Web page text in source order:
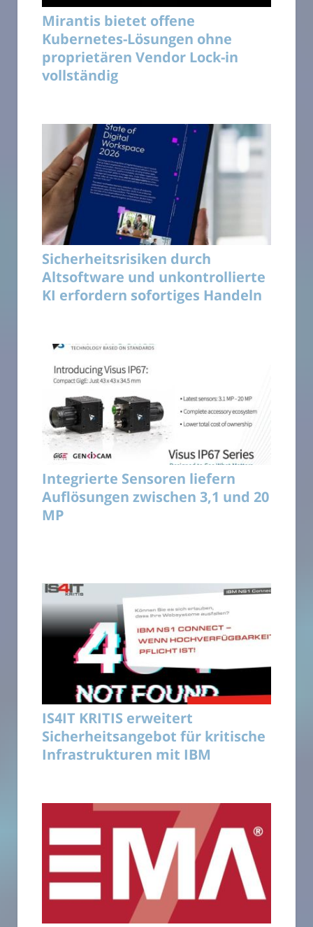
Mirantis bietet offene
Kubernetes-Lösungen ohne
proprietären Vendor Lock-in
vollständig
Sicherheitsrisiken durch
Altsoftware und unkontrollierte
KI erfordern sofortiges Handeln
Integrierte Sensoren liefern
Auflösungen zwischen 3,1 und 20
MP
IS4IT KRITIS erweitert
Sicherheitsangebot für kritische
Infrastrukturen mit IBM